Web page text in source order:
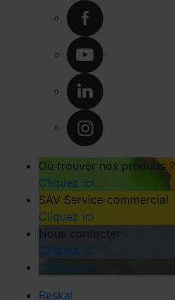
Où trouver nos produits ?
Cliquez ici
SAV Service commercial
Cliquez ici
Nous contacter
Cliquez ici
Cliquez ici
Reskal